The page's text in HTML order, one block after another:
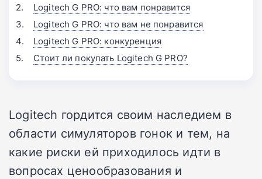
Logitech G PRO: что вам понравится
Logitech G PRO: что вам не понравится
Logitech G PRO: конкуренция
Стоит ли покупать Logitech G PRO?
Logitech гордится своим наследием в
области симуляторов гонок и тем, на
какие риски ей приходилось идти в
вопросах ценообразования и